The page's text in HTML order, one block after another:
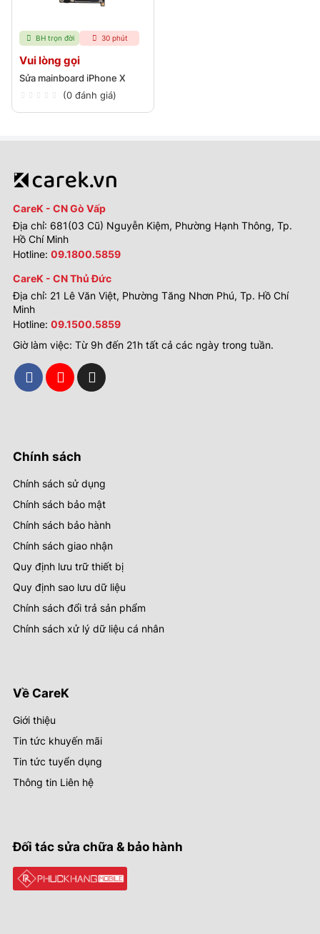
BH trọn đời 30 phút
Vui lòng gọi
Sửa mainboard iPhone X
(0 đánh giá)
CareK - CN Gò Vấp
Địa chỉ: 681(03 Cũ) Nguyễn Kiệm, Phường Hạnh Thông, Tp.
Hồ Chí Minh
Hotline: 09.1800.5859
CareK - CN Thủ Đức
Địa chỉ: 21 Lê Văn Việt, Phường Tăng Nhơn Phú, Tp. Hồ Chí
Minh
Hotline: 09.1500.5859
Giờ làm việc: Từ 9h đến 21h tất cả các ngày trong tuần.
Chính sách
Chính sách sử dụng
Chính sách bảo mật
Chính sách bảo hành
Chính sách giao nhận
Quy định lưu trữ thiết bị
Quy định sao lưu dữ liệu
Chính sách đổi trả sản phẩm
Chính sách xử lý dữ liệu cá nhân
Về CareK
Giới thiệu
Tin tức khuyến mãi
Tin tức tuyển dụng
Thông tin Liên hệ
Đối tác sửa chữa & bảo hành